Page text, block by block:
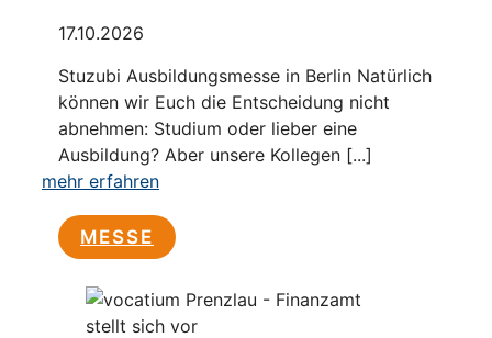
17.10.2026
Stuzubi Ausbildungsmesse in Berlin Natürlich
können wir Euch die Entscheidung nicht
abnehmen: Studium oder lieber eine
Ausbildung? Aber unsere Kollegen [...]
mehr erfahren
MESSE